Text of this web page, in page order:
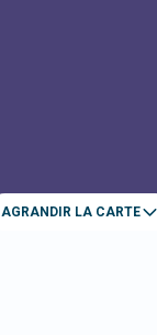
AGRANDIR LA CARTE